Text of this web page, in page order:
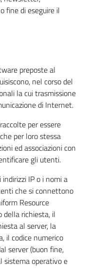
fine di eseguire il
preposte al
nel corso del
la cui trasmissione
di Internet.
per essere
per loro stessa
ed associazioni con
gli utenti.
IP o i nomi a
che si connettono
Resource
della richiesta, il
al server, la
il codice numerico
server (buon fine,
sistema operativo e